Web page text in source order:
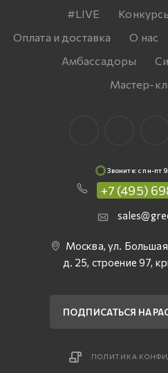
#LIVE
Оплата и доставка
О нас
Амбассадоры
Мастер-
Звоните: c пн-пт
+7 (495)
Москва, ул.
д. 25, строение 97,
ПОДПИСАТЬСЯ НА
ПОЛИТИКА